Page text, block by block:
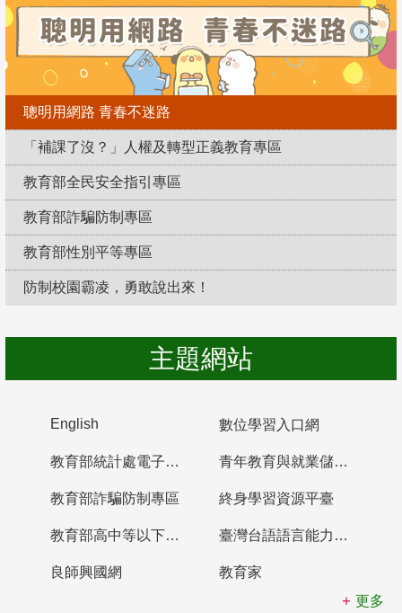
聰明用網路 青春不迷路
「補課了沒？」人權及轉型正義教育專區
教育部全民安全指引專區
教育部詐騙防制專區
教育部性別平等專區
防制校園霸凌，勇敢說出來！
主題網站
English 數位學習入口網
教育部統計處電子書櫃 青年教育與就業儲蓄帳戶
教育部詐騙防制專區 終身學習資源平臺
教育部高中等以下學校及幼兒園教師資格檢定考試 臺灣台語語言能力認證網站
良師興國網
教育家
更多